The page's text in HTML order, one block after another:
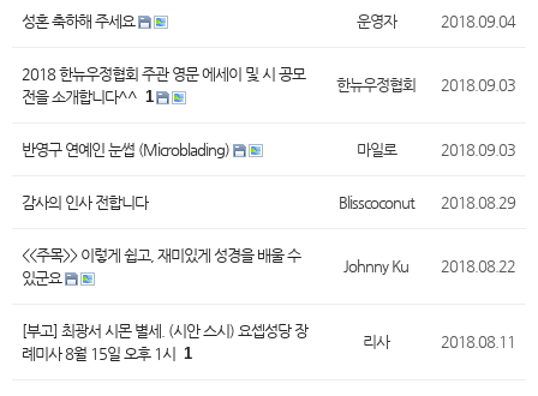
성혼 축하해 주세요 운영자 2018.09.04
2018 한뉴우정협회 주관 영문 에세이 및 시 공모
전을 소개합니다^^ 1
한뉴우정협회 2018.09.03
반영구 연예인 눈썹 (Microblading) 마일로 2018.09.03
감사의 인사 전합니다 Blisscoconut 2018.08.29
<<주목>> 이렇게 쉽고, 재미있게 성경을 배울 수
있군요
Johnny Ku 2018.08.22
[부고] 최광서 시몬 별세. (시안 스시) 요셉성당 장
례미사 8월 15일 오후 1시
1
리사 2018.08.11